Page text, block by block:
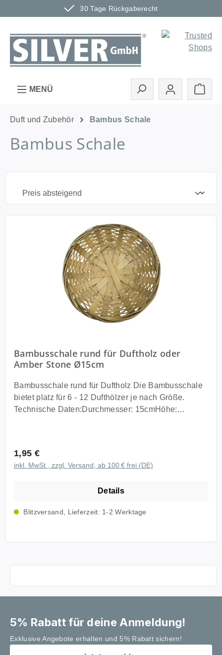
30 Tage Rückgaberecht
Zum Hauptinhalt springen
MENÜ
Duft und Zubehör Bambus Schale
Bambus Schale
Bambusschale rund für Duftholz oder
Amber Stone Ø15cm
Bambusschale rund für Duftholz Die Bambusschale
bietet platz für 6 - 12 Dufthölzer je nach Größe.
Technische Daten:Durchmesser: 15cmHöhe:
Regulärer Preis:
1,95 €
inkl. MwSt., zzgl. Versand, ab 100 € frei (DE)
Details
Blitzversand, Lieferzeit: 1-2 Werktage
5% Rabatt für deine Anmeldung!
Exklusive Angebote erhalten und 5% Rabatt sichern!